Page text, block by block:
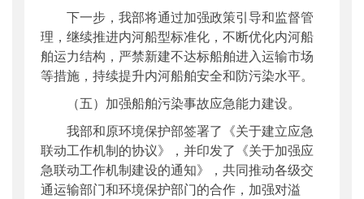
下一步，我部将通过加强政策引导和监督管
理，继续推进内河船型标准化，不断优化内河船
舶运力结构，严禁新建不达标船舶进入运输市场
等措施，持续提升内河船舶安全和防污染水平。
（五）加强船舶污染事故应急能力建设。
我部和原环境保护部签署了《关于建立应急
联动工作机制的协议》，并印发了《关于加强应
急联动工作机制建设的通知》，共同推动各级交
通运输部门和环境保护部门的合作，加强对溢